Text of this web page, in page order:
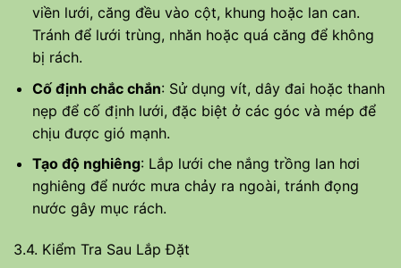
viền lưới, căng đều vào cột, khung hoặc lan can.
Tránh để lưới trùng, nhăn hoặc quá căng để không
bị rách.
Cố định chắc chắn: Sử dụng vít, dây đai hoặc thanh
nẹp để cố định lưới, đặc biệt ở các góc và mép để
chịu được gió mạnh.
Tạo độ nghiêng: Lắp lưới che nắng trồng lan hơi
nghiêng để nước mưa chảy ra ngoài, tránh đọng
nước gây mục rách.
3.4. Kiểm Tra Sau Lắp Đặt